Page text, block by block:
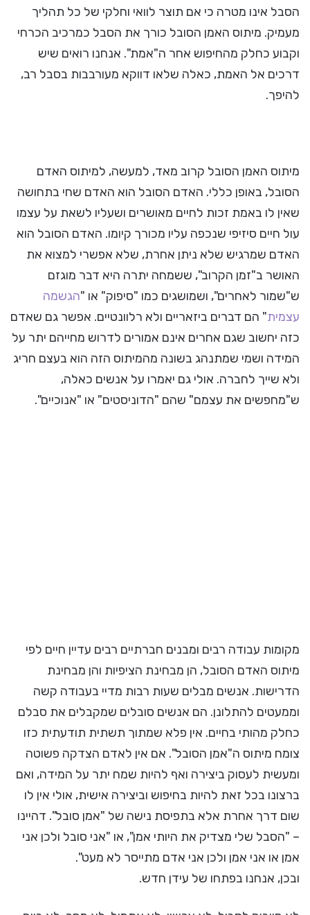
הסבל אינו מטרה כי אם תוצר לוואי וחלקי של כל תהליך
מעמיק. מיתוס האמן הסובל כורך את הסבל כמרכיב הכרחי
וקבוע כחלק מהחיפוש אחר ה"אמת". אנחנו רואים שיש
דרכים אל האמת, כאלה שלאו דווקא מעורבבות בסבל רב,
להיפך.
מיתוס האמן הסובל קרוב מאד, למעשה, למיתוס האדם
הסובל, באופן כללי. האדם הסובל הוא האדם שחי בתחושה
שאין לו באמת זכות לחיים מאושרים ושעליו לשאת על עצמו
עול חיים סיזיפי שנכפה עליו מכורך קיומו. האדם הסובל הוא
האדם שמרגיש שלא ניתן אחרת, שלא אפשרי למצוא את
האושר ב"זמן הקרוב", ששמחה יתרה היא דבר מוגזם
ש"שמור לאחרים", ושמושגים כמו "סיפוק" או "הגשמה
עצמית" הם דברים ביזאריים ולא רלוונטיים. אפשר גם שאדם
כזה יחשוב שגם אחרים אינם אמורים לדרוש מחייהם יתר על
המידה ושמי שמתנהג בשונה מהמיתוס הזה הוא בעצם חריג
ולא שייך לחברה. אולי גם יאמרו על אנשים כאלה,
ש"מחפשים את עצמם" שהם "הדוניסטים" או "אנוכיים".
מקומות עבודה רבים ומבנים חברתיים רבים עדיין חיים לפי
מיתוס האדם הסובל, הן מבחינת הציפיות והן מבחינת
הדרישות. אנשים מבלים שעות רבות מדיי בעבודה קשה
וממעטים להתלונן. הם אנשים סובלים שמקבלים את סבלם
כחלק מהותי בחיים. אין פלא שמתוך תשתית תודעתית כזו
צומח מיתוס ה"אמן הסובל". אם אין לאדם הצדקה פשוטה
ומעשית לעסוק ביצירה ואף להיות שמח יתר על המידה, ואם
ברצונו בכל זאת להיות בחיפוש וביצירה אישית, אולי אין לו
שום דרך אחרת אלא בתפיסת נישה של "אמן סובל". דהיינו
– "הסבל שלי מצדיק את היותי אמן", או "אני סובל ולכן אני
אמן או אני אמן ולכן אני אדם מתייסר לא מעט".
ובכן, אנחנו בפתחו של עידן חדש.